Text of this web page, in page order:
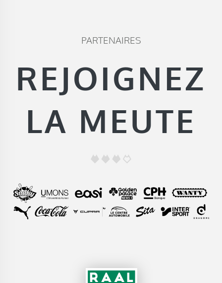
PARTENAIRES
REJOIGNEZ
LA MEUTE